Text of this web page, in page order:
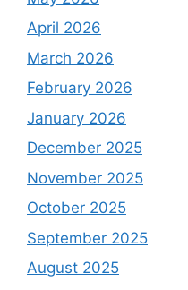
April 2026
March 2026
February 2026
January 2026
December 2025
November 2025
October 2025
September 2025
August 2025